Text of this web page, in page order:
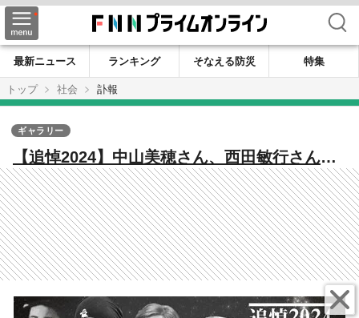
検索
最新ニュース ランキング そなえる防災
特集
トップ
社会 訃報
【追悼2024】中山美穂さん、西田敏行さん、
小倉智昭さん、渡辺恒雄さん、服部幸應さ
ん、楳図かずおさん…【10月～12月】
ギャラリー